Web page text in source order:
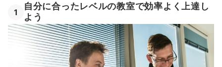
1
自分に合ったレベルの教室で効率よく上達し
よう